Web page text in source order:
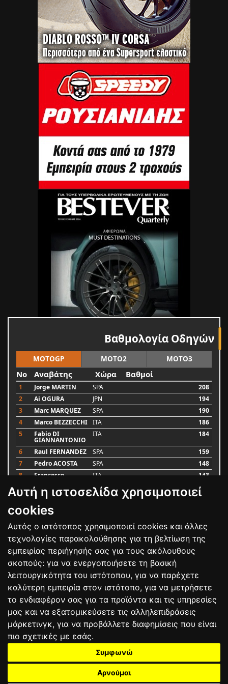
Αυτή η ιστοσελίδα χρησιμοποιεί
cookies
Αυτός ο ιστότοπος χρησιμοποιεί cookies και άλλες
τεχνολογίες παρακολούθησης για τη βελτίωση της
εμπειρίας περιήγησής σας για τους ακόλουθους
σκοπούς: για να ενεργοποιήσετε τη βασική
λειτουργικότητα του ιστότοπου, για να παρέχετε
καλύτερη εμπειρία στον ιστότοπο, για να μετρήσετε
το ενδιαφέρον σας για τα προϊόντα και τις υπηρεσίες
μας και να εξατομικεύσετε τις αλληλεπιδράσεις
μάρκετινγκ, για να προβάλλετε διαφημίσεις που είναι
πιο σχετικές με εσάς.
Συμφωνώ
Αρνούμαι
Βαθμολογία Οδηγών
MOTOGP MOTO2 MOTO3
No Αναβάτης Χώρα Βαθμοί
1 Jorge MARTIN SPA
208
2
Ai OGURA JPN
194
3
Marc MARQUEZ SPA
190
4
Marco BEZZECCHI ITA
186
5
Fabio DI
GIANNANTONIO
ITA 184
6 Raul FERNANDEZ SPA
159
7
Pedro ACOSTA SPA
148
8
Francesco ITA 143
9 Alex MARQUEZ SPA
Luca MARINI
Bαθμολογία
ΟΡΟΙ ΧΡΗΣΗΣΠΟΛΙΤΙΚΗ ΠΡΟΣΤΑΣΙΑΣ
ΑΓΩΝΕΣΑΠΟΤΕΛΕΣΜΑΤΑΑΓΟΡΑ